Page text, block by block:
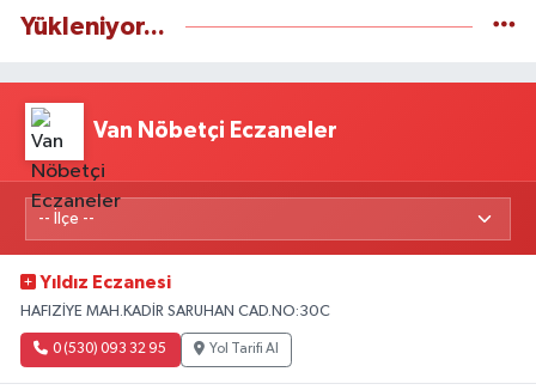
Yükleniyor...
Van Nöbetçi Eczaneler
Yıldız Eczanesi
HAFIZİYE MAH.KADİR SARUHAN CAD.NO:30C
0 (530) 093 32 95 Yol Tarifi Al